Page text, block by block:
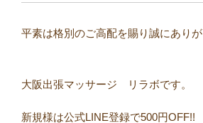
平素は格別のご高配を賜り誠にあり
大阪出張マッサージ リラボです。
新規様は公式LINE登録で500円OFF!!